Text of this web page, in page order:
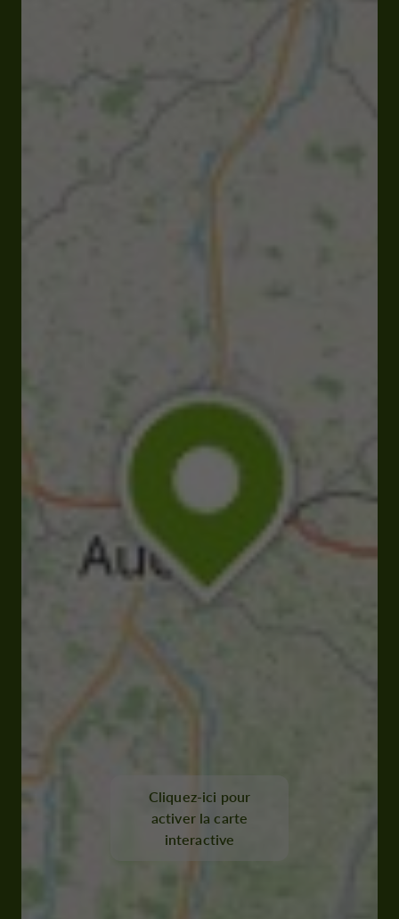
Cliquez-ici pour
activer la carte
interactive